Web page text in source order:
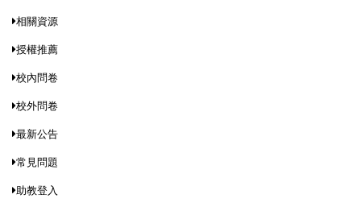
相關資源
授權推薦
校內問卷
校外問卷
最新公告
常見問題
助教登入